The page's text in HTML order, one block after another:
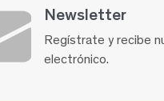
Newsletter
Regístrate y recibe
electrónico.